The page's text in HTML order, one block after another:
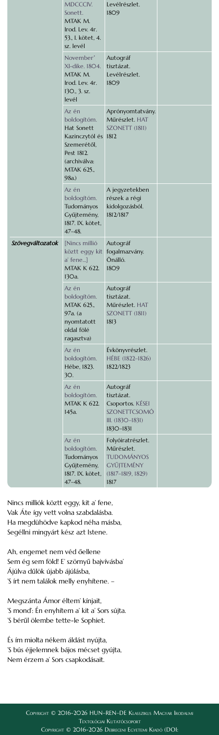
MDCCCIV.
Sonett.
MTAK M.
Irod. Lev. 4r.
53., I. kötet, 4.
sz. levél
Levélrészlet.
1809
Novemberʼ
XI-dike. 1804.
MTAK M.
Irod. Lev. 4r.
130., 3. sz.
levél
Autográf
tisztázat.
Levélrészlet.
1809
Az én
boldogítóm.
Hat Sonett
Kazinczytól és
Szemerétől,
Pest 1812.
(archiválva:
MTAK 625.,
98a.)
Aprónyomtatvány.
Műrészlet. HAT
SZONETT (1811)
1812
Az én
boldogítóm.
Tudományos
Gyűjtemény,
1817. IX. kötet,
47–48.
A jegyzetekben
részek a régi
kidolgozásból.
1812/1817
Szövegváltozatok
[Nincs millió
köztt eggy kit
a’ fene…]
MTAK K 622.
130a.
Autográf
fogalmazvány.
Önálló.
1809
Az én
boldogítóm.
MTAK 625.,
97a. (a
nyomtatott
oldal fölé
ragasztva)
Autográf
tisztázat.
Műrészlet. HAT
SZONETT (1811)
1813
Az én
boldogítóm.
Hébe, 1823.
30.
Évkönyvrészlet.
HÉBE (1822–1826)
1822/1823
Az én
boldogítóm.
MTAK K 622.
145a.
Autográf
tisztázat.
Csoportos. KÉSEI
SZONETTCSOMÓ
III. (1830–1831)
1830–1831
Az én
boldogítóm.
Tudományos
Gyűjtemény,
1817. IX. kötet,
47–48.
Folyóiratrészlet.
Műrészlet.
TUDOMÁNYOS
GYŰJTEMÉNY
(1817–1819, 1829)
1817
Nincs milliók köztt eggy, kit a’ fene,
Vak Áte így vett volna szabdalásba.
Ha megdühödve kapkod néha másba,
Segéllni mingyárt kész azt Istene.
Ah, engemet nem véd őellene
Sem ég sem föld! E’ szörnyű bajvívásba’
Ájúlva dűlök újabb ájúlásba,
’S írt nem találok melly enyhítene. –
Megszánta Ámor éltem’ kínjait,
’S mond’: Én enyhítem a’ kit a’ Sors sújta.
’S bérűl ölembe tette-le Sophiet.
És ím miolta nékem áldást nyújta,
’S bús éjjelemnek bájos mécset gyújta,
Nem érzem a’ Sors csapkodásait.
Copyright © 2016-2026 HUN–REN–DE Klasszikus Magyar Irodalmi
Textológiai Kutatócsoport
Copyright © 2016-2026 Debreceni Egyetemi Kiadó (DOI: